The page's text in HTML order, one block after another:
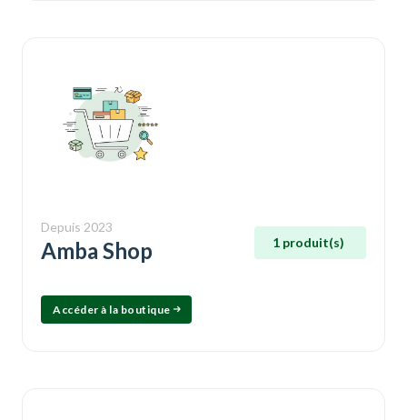
Depuis 2023
Amba Shop 1 produit(s)
Accéder à la boutique